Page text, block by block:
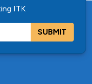
ITK
SUBMIT